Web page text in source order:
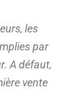
les
par
A défaut,
vente